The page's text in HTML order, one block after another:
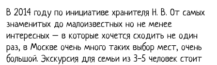
В 2014 году по инициативе хранителя Н. В. От самых
знаменитых до малоизвестных но не менее
интересных – в которые хочется сходить не один
раз, в Москве очень много таких выбор мест, очень
большой. Экскурсия для семьи из 3-5 человек стоит